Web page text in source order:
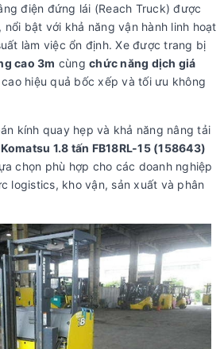
điện đứng lái (Reach Truck) được
nổi bật với khả năng vận hành linh hoạt
làm việc ổn định. Xe được trang bị
cao 3m cùng chức năng dịch giá
hiệu quả bốc xếp và tối ưu không
kính quay hẹp và khả năng nâng tải
1.8 tấn FB18RL-15 (158643)
chọn phù hợp cho các doanh nghiệp
logistics, kho vận, sản xuất và phân